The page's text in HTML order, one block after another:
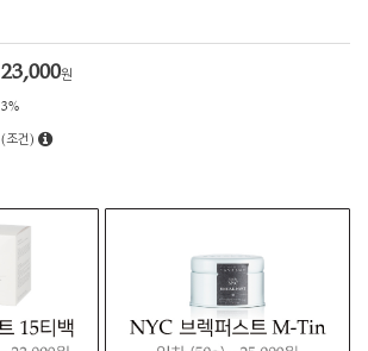
23,000원
3%
(조건)